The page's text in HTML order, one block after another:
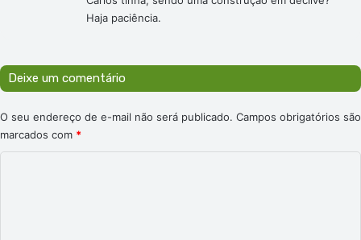
Haja paciência.
Deixe um comentário
O seu endereço de e-mail não será publicado. Campos obrigatórios são
marcados com *